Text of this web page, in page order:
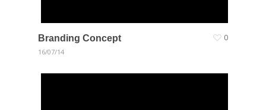
Branding Concept
16/07/14
0